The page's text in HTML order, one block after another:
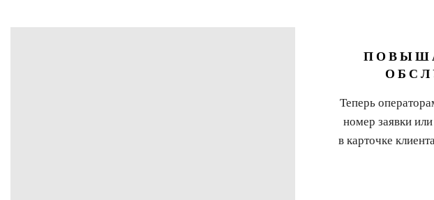
Теперь
номер заявки
в карточке